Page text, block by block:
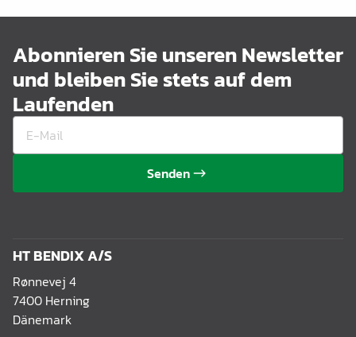
Abonnieren Sie unseren Newsletter
und bleiben Sie stets auf dem
Laufenden
Senden
HT BENDIX A/S
Rønnevej 4
7400 Herning
Dänemark